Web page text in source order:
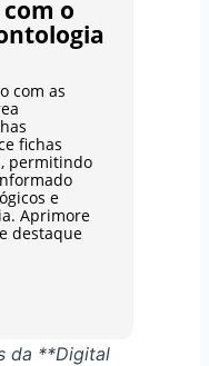
o
com as
fichas
permitindo
e
Aprimore
destaque
da **Digital